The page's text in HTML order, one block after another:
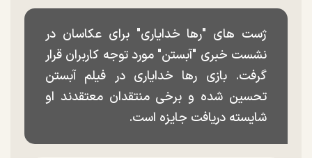
ژست های "رها خدایاری" برای عکاسان در
نشست خبری "آبستن" مورد توجه کاربران قرار
گرفت. بازی رها خدایاری در فیلم آبستن
تحسین شده و برخی منتقدان معتقدند او
شایسته دریافت جایزه است.